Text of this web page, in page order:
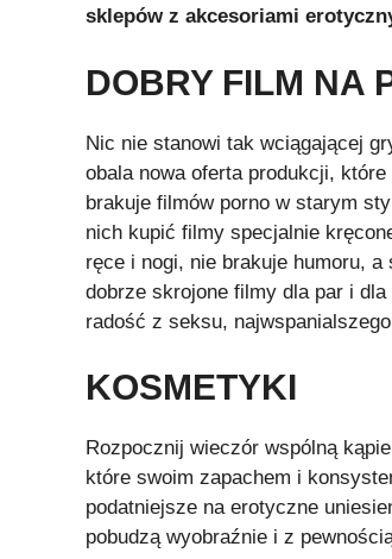
sklepów z akcesoriami
DOBRY FILM NA
Nic nie stanowi tak wciągającej
obala nowa oferta produkcji,
brakuje filmów porno w starym
nich kupić filmy specjalnie
ręce i nogi, nie brakuje humoru,
dobrze skrojone filmy dla par i
radość z seksu,
KOSMETYKI
Rozpocznij wieczór wspólną
które swoim zapachem i
podatniejsze na erotyczne
pobudzą wyobraźnie i z